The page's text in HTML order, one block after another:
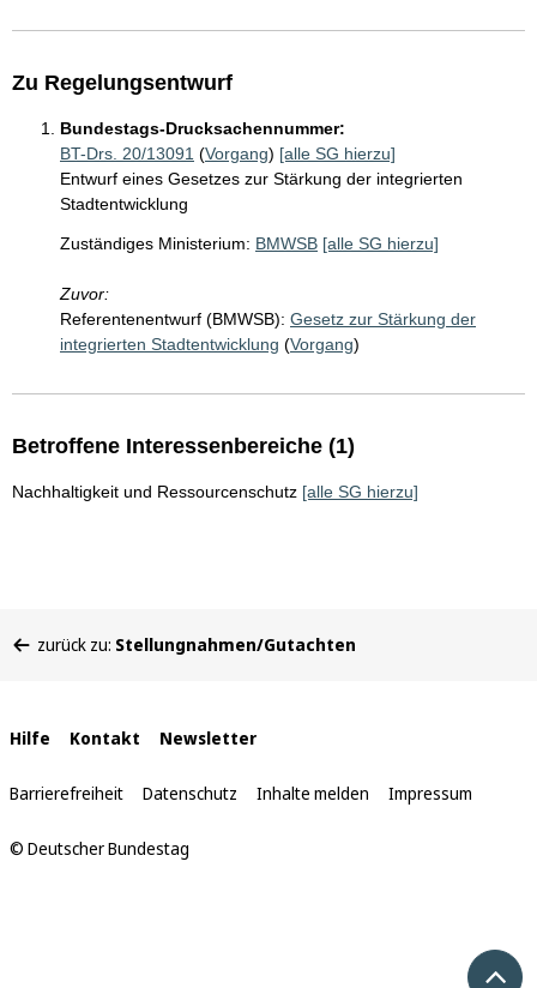
Zu Regelungsentwurf
Bundestags-Drucksachennummer:
BT-Drs. 20/13091 (Vorgang) [alle SG hierzu]
Entwurf eines Gesetzes zur Stärkung der integrierten
Stadtentwicklung
Zuständiges Ministerium: BMWSB [alle SG hierzu]
Zuvor:
Referentenentwurf (BMWSB): Gesetz zur Stärkung der
integrierten Stadtentwicklung (Vorgang)
Betroffene Interessenbereiche (1)
Nachhaltigkeit und Ressourcenschutz [alle SG hierzu]
befinden
zurück zu: Stellungnahmen/Gutachten
Interne
Links
Hilfe Kontakt Newsletter
Barrierefreiheit Datenschutz Inhalte melden Impressum
© Deutscher Bundestag